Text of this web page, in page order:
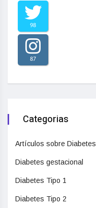
98
87
Categorias
Artículos sobre Diabetes
Diabetes gestacional
Diabetes Tipo 1
Diabetes Tipo 2